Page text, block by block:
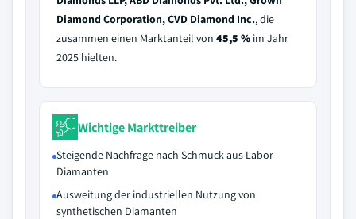
Diamond Corporation, CVD Diamond Inc., die
zusammen einen Marktanteil von 45,5 % im Jahr
2025 hielten.
Wichtige Markttreiber
Steigende Nachfrage nach Schmuck aus Labor-
Diamanten
Ausweitung der industriellen Nutzung von
synthetischen Diamanten